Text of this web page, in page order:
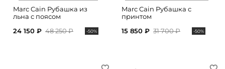
Marc Cain Рубашка из
льна с поясом
24 150 ₽ 48 250 ₽ -50%
Marc Cain Рубашка с
принтом
15 850 ₽ 31 700 ₽ -50%